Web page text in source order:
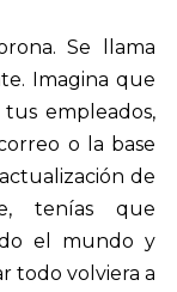
Se llama
Imagina que
empleados,
o la base
de
tenías que
el mundo y
todo volviera a